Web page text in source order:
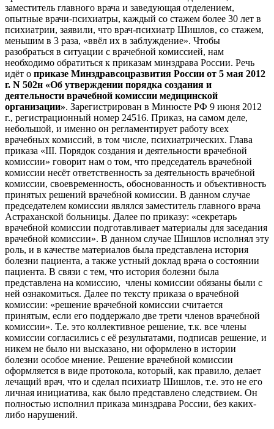
заместитель главного врача и заведующая отделением,
опытные врачи-психиатры, каждый со стажем более 30 лет в
психиатрии, заявили, что врач-психиатр Шишлов, со стажем,
меньшим в 3 раза, «ввёл их в заблуждение». Чтобы
разобраться в ситуации с врачебной комиссией, нам
необходимо обратиться к приказам минздрава России. Речь
идёт о приказе Минздравсоцразвития России от 5 мая 2012
г. N 502н «Об утверждении порядка создания и
деятельности врачебной комиссии медицинской
организации». Зарегистрирован в Минюсте РФ 9 июня 2012
г., регистрационный номер 24516. Приказ, на самом деле,
небольшой, и именно он регламентирует работу всех
врачебных комиссий, в том числе, психиатрических. Глава
приказа «III. Порядок создания и деятельности врачебной
комиссии» говорит нам о том, что председатель врачебной
комиссии несёт ответственность за деятельность врачебной
комиссии, своевременность, обоснованность и объективность
принятых решений врачебной комиссии. В данном случае
председателем комиссии являлся заместитель главного врача
Астраханской больницы. Далее по приказу: «секретарь
врачебной комиссии подготавливает материалы для заседания
врачебной комиссии». В данном случае Шишлов исполнял эту
роль, и в качестве материалов была представлена история
болезни пациента, а также устный доклад врача о состоянии
пациента. В связи с тем, что история болезни была
представлена на комиссию, члены комиссии обязаны были с
ней ознакомиться. Далее по тексту приказа о врачебной
комиссии: «решение врачебной комиссии считается
принятым, если его поддержало две трети членов врачебной
комиссии». Т.е. это коллективное решение, т.к. все члены
комиссии согласились с её результатами, подписав решение, и
никем не было ни высказано, ни оформлено в истории
болезни особое мнение. Решение врачебной комиссии
оформляется в виде протокола, который, как правило, делает
лечащий врач, что и сделал психиатр Шишлов, т.е. это не его
личная инициатива, как было представлено следствием. Он
полностью исполнил приказа минздрава России, без каких-
либо нарушений.